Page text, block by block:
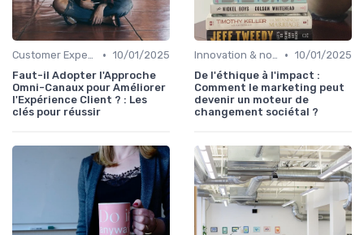
Customer Experience & parcours client • 10/01/2025
Faut-il Adopter l'Approche
Omni-Canaux pour Améliorer
l'Expérience Client ? : Les
clés pour réussir
Innovation & nouveaux leviers marketing • 10/01/2025
De l'éthique à l'impact :
Comment le marketing peut
devenir un moteur de
changement sociétal ?